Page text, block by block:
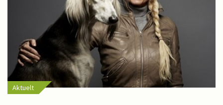
Aktuelt